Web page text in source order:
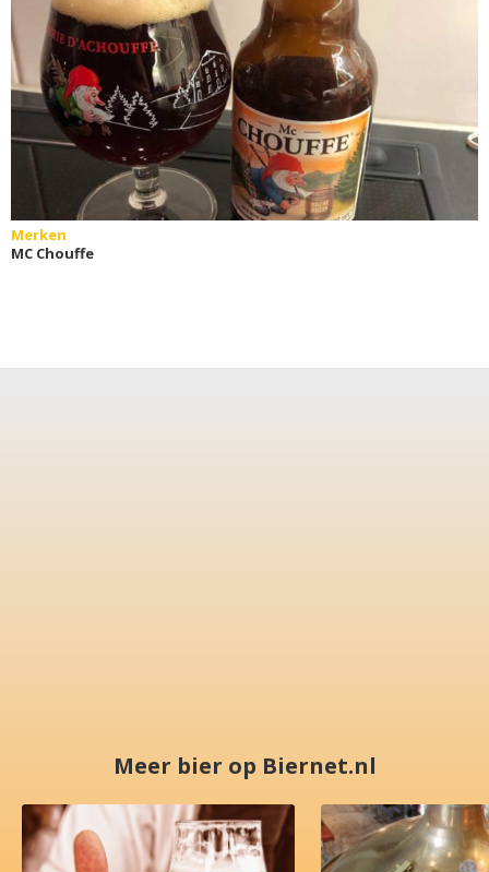
Merken
MC Chouffe
Meer bier op Biernet.nl